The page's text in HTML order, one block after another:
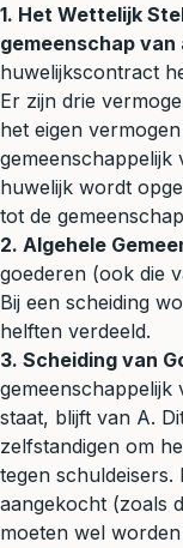
1. Het Wettelijk
gemeenschap
huwelijkscontract
Er zijn drie
het eigen
gemeenschappelijk
huwelijk wordt
tot de
2. Algehele
goederen (ook die
Bij een scheiding
helften verdeeld.
3. Scheiding van
staat, blijft van A.
zelfstandigen om
tegen schuldeisers.
aangekocht (zoals
moeten wel